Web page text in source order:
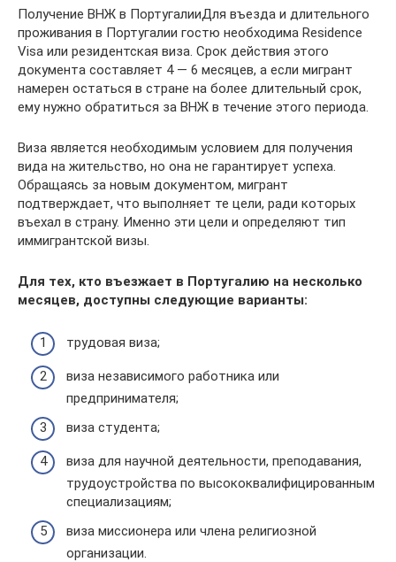
Получение ВНЖ в ПортугалииДля въезда и длительного
проживания в Португалии гостю необходима Residence
Visa или резидентская виза. Срок действия этого
документа составляет 4 — 6 месяцев, а если мигрант
намерен остаться в стране на более длительный срок,
ему нужно обратиться за ВНЖ в течение этого периода.
Виза является необходимым условием для получения
вида на жительство, но она не гарантирует успеха.
Обращаясь за новым документом, мигрант
подтверждает, что выполняет те цели, ради которых
въехал в страну. Именно эти цели и определяют тип
иммигрантской визы.
Для тех, кто въезжает в Португалию на несколько
месяцев, доступны следующие варианты:
трудовая виза;
виза независимого работника или
предпринимателя;
виза студента;
виза для научной деятельности, преподавания,
трудоустройства по высококвалифицированным
специализациям;
виза миссионера или члена религиозной
организации.